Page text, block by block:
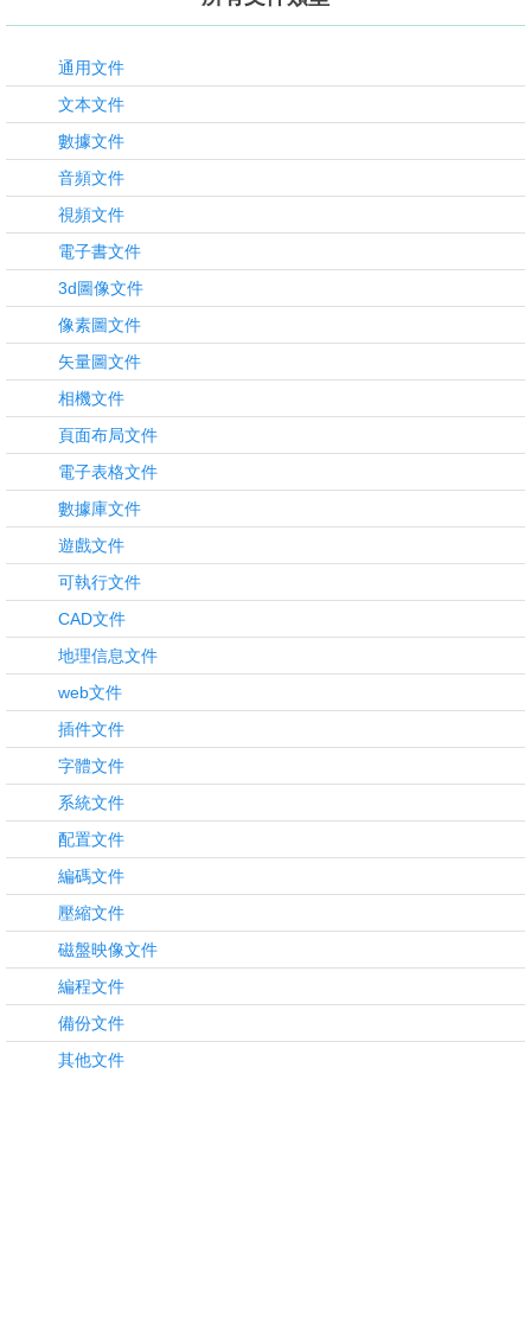
通用文件
文本文件
數據文件
音頻文件
視頻文件
電子書文件
3d圖像文件
像素圖文件
矢量圖文件
相機文件
頁面布局文件
電子表格文件
數據庫文件
遊戲文件
可執行文件
CAD文件
地理信息文件
web文件
插件文件
字體文件
系統文件
配置文件
編碼文件
壓縮文件
磁盤映像文件
編程文件
備份文件
其他文件